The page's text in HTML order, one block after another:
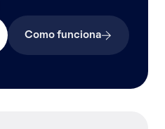
Como funciona